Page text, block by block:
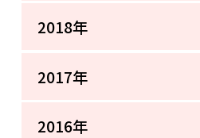
2018年
2017年
2016年